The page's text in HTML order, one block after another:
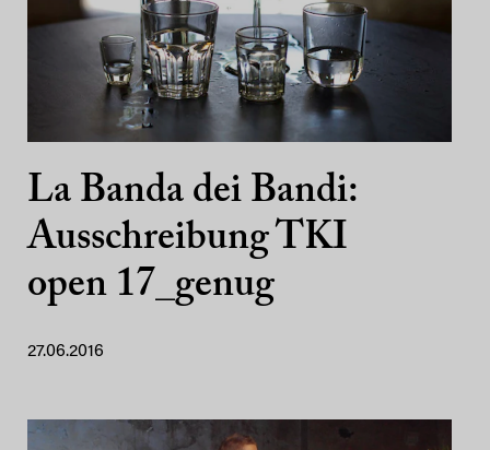
La Banda dei Bandi:
Ausschreibung TKI
open 17_genug
27.06.2016